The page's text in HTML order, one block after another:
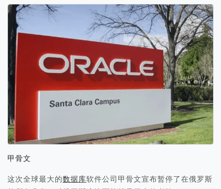
甲骨文
这次全球最大的数据库软件公司甲骨文宣布暂停了在俄罗斯